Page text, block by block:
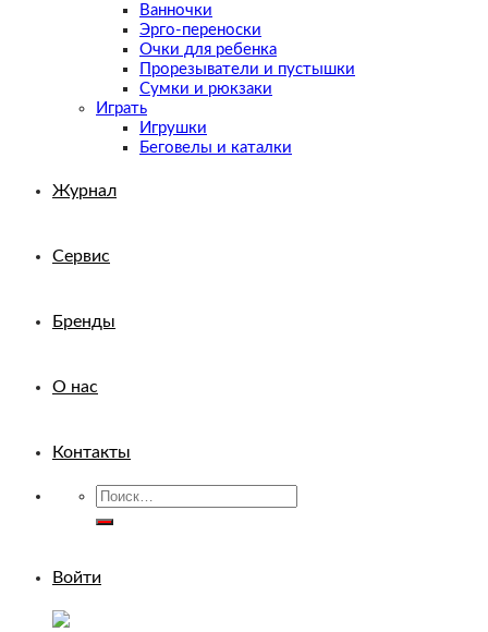
Ванночки
Эрго-переноски
Очки для ребенка
Прорезыватели и пустышки
Сумки и рюкзаки
Играть
Игрушки
Беговелы и каталки
Журнал
Сервис
Бренды
О нас
Контакты
Искать:
Войти